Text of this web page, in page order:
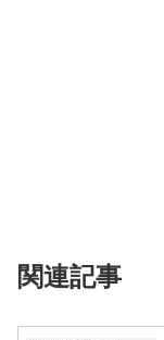
関連記事